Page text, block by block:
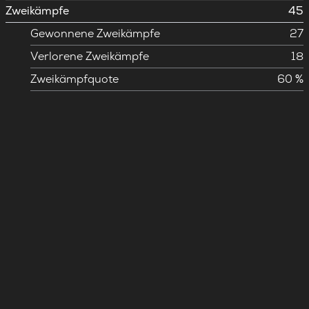
Zweikämpfe
45
Gewonnene Zweikämpfe
27
Verlorene Zweikämpfe
18
Zweikämpfquote
60 %